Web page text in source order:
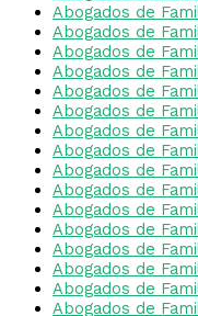
Abogados de
Abogados de
Abogados de
Abogados de
Abogados de
Abogados de
Abogados de
Abogados de
Abogados de
Abogados de
Abogados de
Abogados de
Abogados de
Abogados de
Abogados de
Abogados de